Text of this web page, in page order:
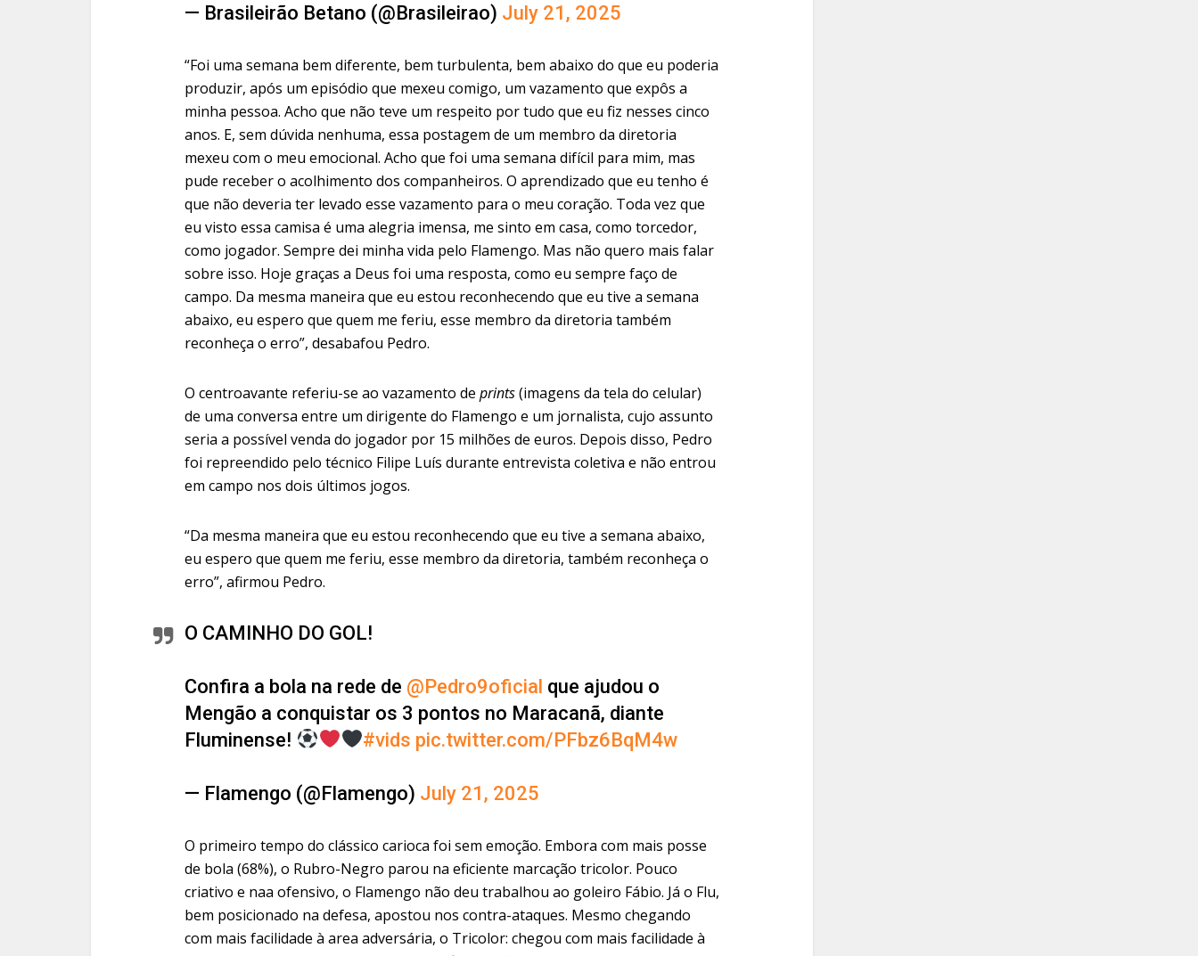
— Brasileirão Betano (@Brasileirao) July 21, 2025
“Foi uma semana bem diferente, bem turbulenta, bem abaixo do que eu poderia
produzir, após um episódio que mexeu comigo, um vazamento que expôs a
minha pessoa. Acho que não teve um respeito por tudo que eu fiz nesses cinco
anos. E, sem dúvida nenhuma, essa postagem de um membro da diretoria
mexeu com o meu emocional. Acho que foi uma semana difícil para mim, mas
pude receber o acolhimento dos companheiros. O aprendizado que eu tenho é
que não deveria ter levado esse vazamento para o meu coração. Toda vez que
eu visto essa camisa é uma alegria imensa, me sinto em casa, como torcedor,
como jogador. Sempre dei minha vida pelo Flamengo. Mas não quero mais falar
sobre isso. Hoje graças a Deus foi uma resposta, como eu sempre faço de
campo. Da mesma maneira que eu estou reconhecendo que eu tive a semana
abaixo, eu espero que quem me feriu, esse membro da diretoria também
reconheça o erro”, desabafou Pedro.
O centroavante referiu-se ao vazamento de prints(imagens da tela do celular)
de uma conversa entre um dirigente do Flamengo e um jornalista, cujo assunto
seria a possível venda do jogador por 15 milhões de euros. Depois disso, Pedro
foi repreendido pelo técnico Filipe Luís durante entrevista coletiva e não entrou
em campo nos dois últimos jogos.
“Da mesma maneira que eu estou reconhecendo que eu tive a semana abaixo,
eu espero que quem me feriu, esse membro da diretoria, também reconheça o
erro”, afirmou Pedro.
O CAMINHO DO GOL!
Confira a bola na rede de @Pedro9oficial que ajudou o
Mengão a conquistar os 3 pontos no Maracanã, diante
Fluminense!
#vids pic.twitter.com/PFbz6BqM4w
— Flamengo (@Flamengo) July 21, 2025
O primeiro tempo do clássico carioca foi sem emoção. Embora com mais posse
de bola (68%), o Rubro-Negro parou na eficiente marcação tricolor. Pouco
criativo e naa ofensivo, o Flamengo não deu trabalhou ao goleiro Fábio. Já o Flu,
bem posicionado na defesa, apostou nos contra-ataques. Mesmo chegando
com mais facilidade à area adversária, o Tricolor: chegou com mais facilidade à